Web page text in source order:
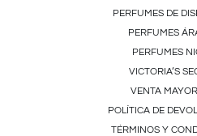
PERFUMES DE
PERFUMES
PERFUMES
VICTORIA’S
VENTA
POLÍTICA DE
TÉRMINOS Y